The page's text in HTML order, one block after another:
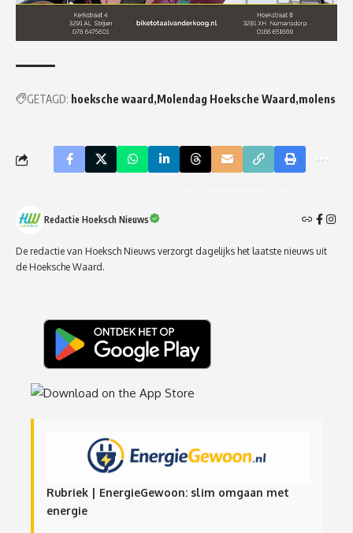
GETAGD: hoeksche waard Molendag Hoeksche Waard molens
Redactie Hoeksch Nieuws
De redactie van Hoeksch Nieuws verzorgt dagelijks het laatste nieuws uit
de Hoeksche Waard.
Rubriek | EnergieGewoon: slim omgaan met
energie